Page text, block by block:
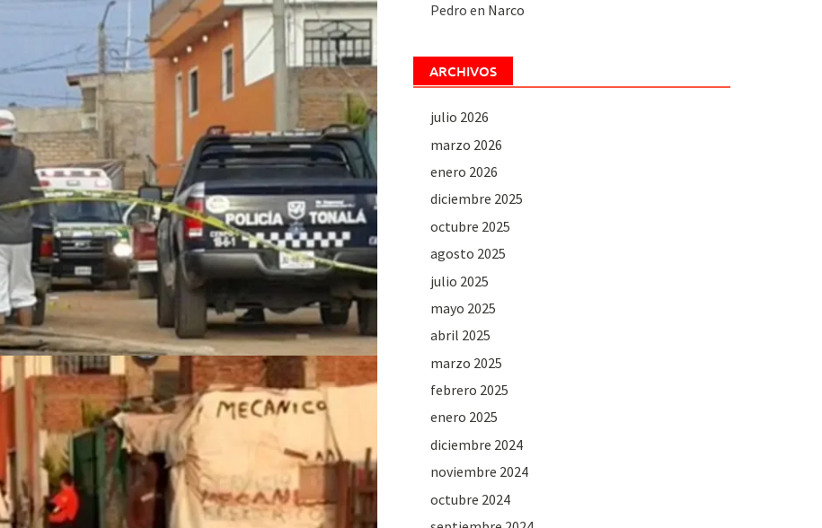
Pedro en Narco
ARCHIVOS
julio 2026
marzo 2026
enero 2026
diciembre 2025
octubre 2025
agosto 2025
julio 2025
mayo 2025
abril 2025
marzo 2025
febrero 2025
enero 2025
diciembre 2024
noviembre 2024
octubre 2024